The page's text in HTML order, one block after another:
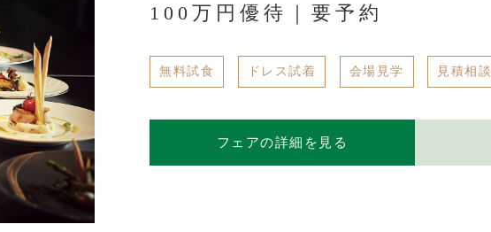
100万円優待｜要予約
無料試食 ドレス試着 会場見学 見積相談
フェアの詳細を見る